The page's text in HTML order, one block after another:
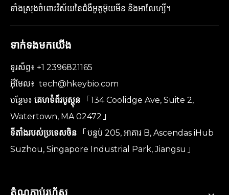
ទាំងស្រុងចំពោះវិស័យនៃជំងឺអូតូអ៊ុយមីន និងអាលែហ្សី។
ទាក់ទងមកយើង
ទូរស័ព្ទ៖ +1 2396821165
អ៊ីមែល៖ tech@hkeybio.com
បន្ថែម៖ គេហទំព័របូស្តុន
「134 Coolidge Ave, Suite 2,
Watertown, MA 02472」
ទីតាំងរបស់ប្រទេសចិន
「បន្ទប់ 205, អាគារ B, Ascendas iHub
Suzhou, Singapore Industrial Park, Jiangsu」
តំណភ្ជាប់រហ័ស